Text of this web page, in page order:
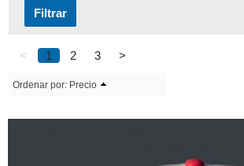
< 1 2 3 >
Ordenar por: Precio